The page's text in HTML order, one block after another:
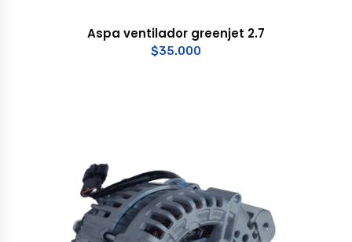
Aspa ventilador greenjet 2.7
$35.000